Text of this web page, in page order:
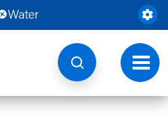
切
换
导
航